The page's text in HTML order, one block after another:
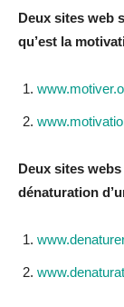
Deux sites web
qu’est la
Deux sites
dénaturation